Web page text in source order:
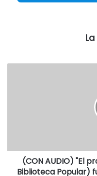
Una larga trayectoria de
Leguizamón, Papalardo,
(CON AUDIO) "El
Biblioteca Popular)